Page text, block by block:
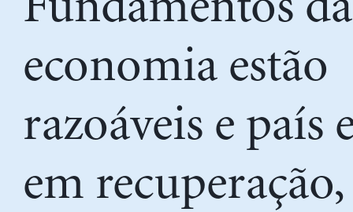
economia estão
razoáveis e país
em